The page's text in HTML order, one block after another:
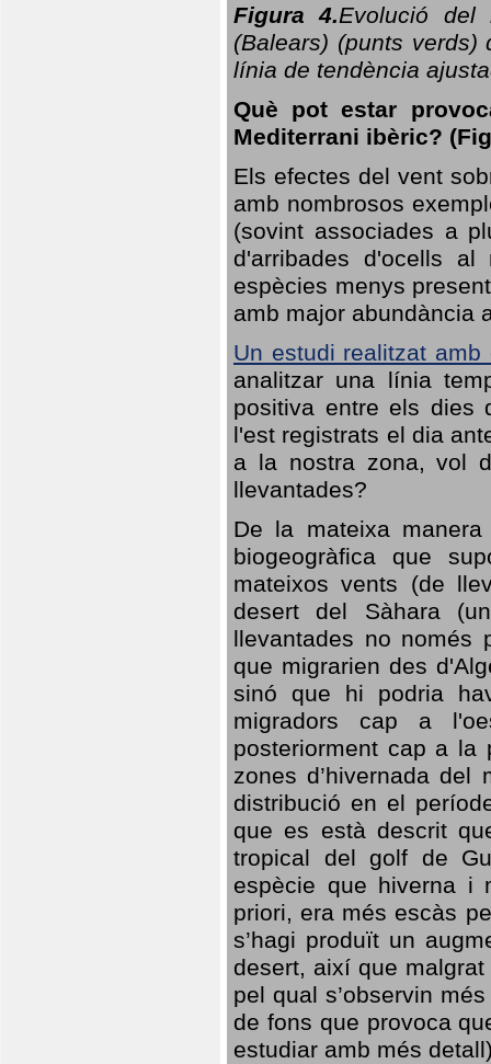
Figura 4.Evolució del
(Balears) (punts
línia de tendència
Què pot estar
Mediterrani ibèric?
Els efectes del vent
amb nombrosos
(sovint associades a
d'arribades d'ocells
espècies menys
amb major abundància
Un estudi realitzat amb
analitzar una línia
positiva entre els dies
l'est registrats el dia
a la nostra zona, vol
llevantades?
De la mateixa
biogeogràfica que
mateixos vents (de
desert del Sàhara
llevantades no només
que migrarien des
sinó que hi podria
migradors cap a
posteriorment cap a la
zones d’hivernada
distribució en el
que es està descrit
tropical del golf de
espècie que hiverna i
priori, era més escàs
s’hagi produït un
desert, així que
pel qual s’observin
de fons que provoca
estudiar amb més